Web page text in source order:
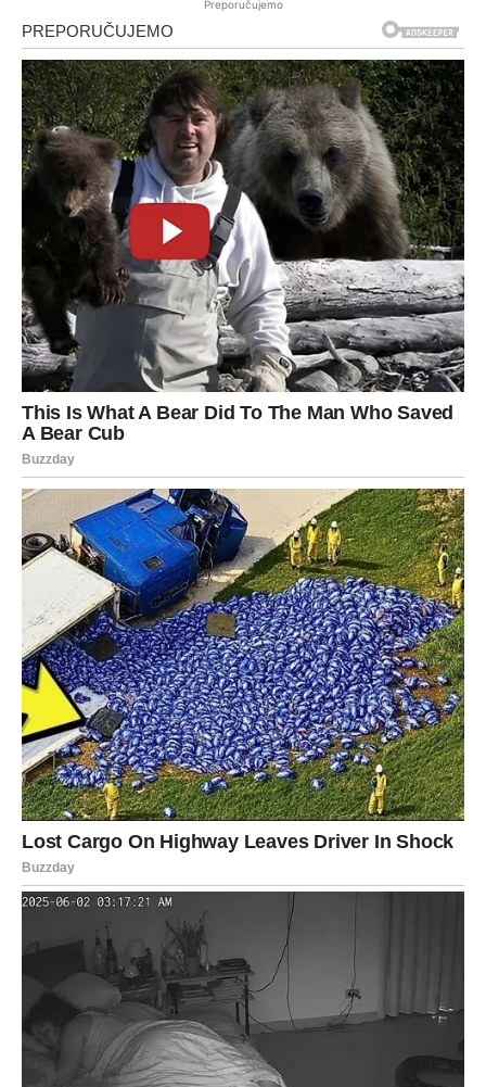
Preporučujemo